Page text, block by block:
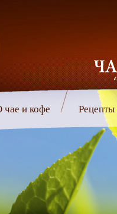
чае и кофе Рецепты